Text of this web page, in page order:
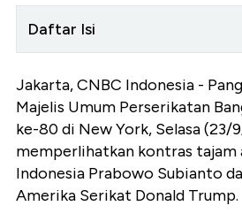
Daftar Isi
Jakarta, CNBC Indonesia -
Majelis Umum Perserikatan
ke-80 di New York, Selasa (23/
memperlihatkan kontras tajam
Indonesia Prabowo Subianto
Amerika Serikat Donald Trump.